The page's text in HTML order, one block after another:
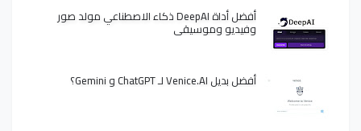
أفضل أداة DeepAI ذكاء الاصطناعي مولد صور
وفيديو وموسيقى
أفضل بديل Venice.AI لـ ChatGPT و Gemini؟